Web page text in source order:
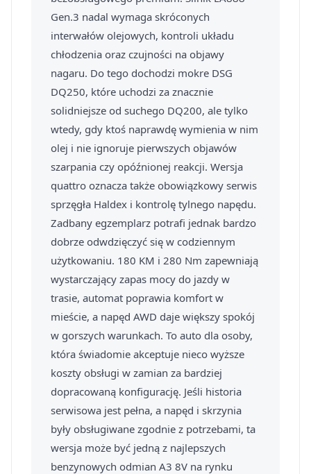
Gen.3 nadal wymaga skróconych
interwałów olejowych, kontroli układu
chłodzenia oraz czujności na objawy
nagaru. Do tego dochodzi mokre DSG
DQ250, które uchodzi za znacznie
solidniejsze od suchego DQ200, ale tylko
wtedy, gdy ktoś naprawdę wymienia w nim
olej i nie ignoruje pierwszych objawów
szarpania czy opóźnionej reakcji. Wersja
quattro oznacza także obowiązkowy serwis
sprzęgła Haldex i kontrolę tylnego napędu.
Zadbany egzemplarz potrafi jednak bardzo
dobrze odwdzięczyć się w codziennym
użytkowaniu. 180 KM i 280 Nm zapewniają
wystarczający zapas mocy do jazdy w
trasie, automat poprawia komfort w
mieście, a napęd AWD daje większy spokój
w gorszych warunkach. To auto dla osoby,
która świadomie akceptuje nieco wyższe
koszty obsługi w zamian za bardziej
dopracowaną konfigurację. Jeśli historia
serwisowa jest pełna, a napęd i skrzynia
były obsługiwane zgodnie z potrzebami, ta
wersja może być jedną z najlepszych
benzynowych odmian A3 8V na rynku